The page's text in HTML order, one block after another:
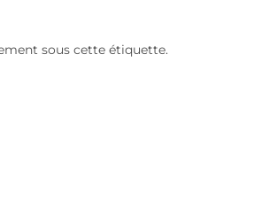
sous cette étiquette.